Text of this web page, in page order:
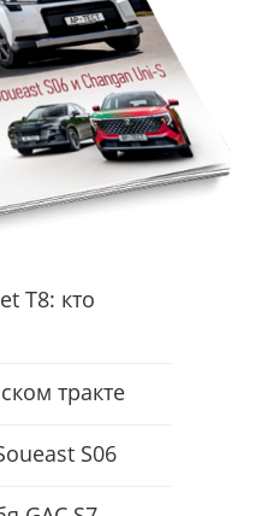
T8: кто
тракте
S06